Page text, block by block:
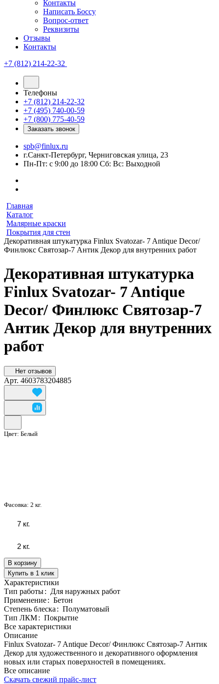
Контакты
Написать Боссу
Вопрос-ответ
Реквизиты
Отзывы
Контакты
+7 (812) 214-22-32
Телефоны
+7 (812) 214-22-32
+7 (495) 740-00-59
+7 (800) 775-40-59
Заказать звонок
spb@finlux.ru
г.Санкт-Петербург, Черниговская улица, 23
Пн-Пт: с 9:00 до 18:00 Сб: Вс: Выходной
Главная
Каталог
Малярные краски
Покрытия для стен
Декоративная штукатурка Finlux Svatozar- 7 Antique Decor/
Финлюкс Святозар-7 Антик Декор для внутренних работ
Декоративная штукатурка
Finlux Svatozar- 7 Antique
Decor/ Финлюкс Святозар-7
Антик Декор для внутренних
работ
Нет отзывов
Арт. 4603783204885
Цвет: Белый
Фасовка: 2 кг.
7 кг.
2 кг.
В корзину
Купить в 1 клик
Характеристики
Тип работы: Для наружных работ
Применение: Бетон
Степень блеска : Полуматовый
Тип ЛКМ: Покрытие
Все характеристики
Описание
Finlux Svatozar- 7 Antique Decor/ Финлюкс Святозар-7 Антик
Декор для художественного и декоративного оформления
новых или старых поверхностей в помещениях.
Все описание
Скачать свежий прайс-лист